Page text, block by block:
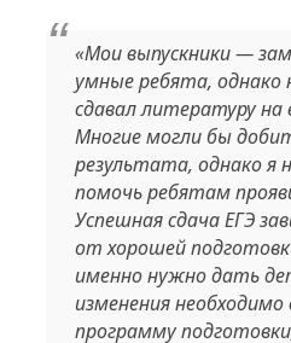
«Мои выпускники —
умные ребята, однако
сдавал литературу
Многие могли бы
результата, однако я
помочь ребятам
Успешная сдача ЕГЭ
от хорошей
именно нужно дать
изменения необходимо
программу